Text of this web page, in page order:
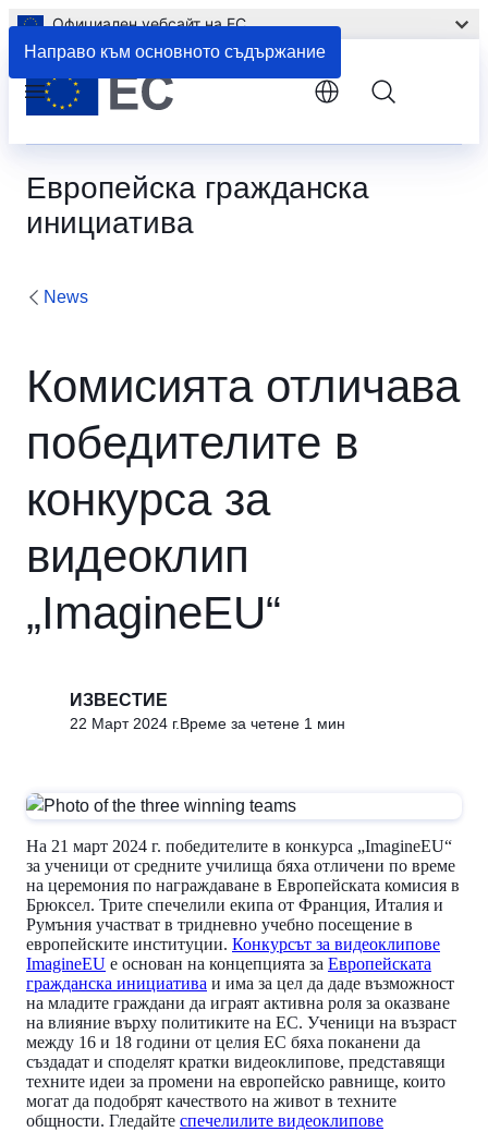
Направо към основното съдържание
Официален уебсайт на ЕС
Европейска гражданска
инициатива
Menu
News
Комисията отличава
победителите в
конкурса за
видеоклип
„ImagineEU“
ИЗВЕСТИЕ
22 Mарт 2024 г.Време за четене 1 мин
На 21 март 2024 г. победителите в конкурса „ImagineEU“
за ученици от средните училища бяха отличени по време
на церемония по награждаване в Европейската комисия в
Брюксел. Трите спечелили екипа от Франция, Италия и
Румъния участват в тридневно учебно посещение в
европейските институции. Конкурсът за видеоклипове
ImagineEU е основан на концепцията за Европейската
гражданска инициатива и има за цел да даде възможност
на младите граждани да играят активна роля за оказване
на влияние върху политиките на ЕС. Ученици на възраст
между 16 и 18 години от целия ЕС бяха поканени да
създадат и споделят кратки видеоклипове, представящи
техните идеи за промени на европейско равнище, които
могат да подобрят качеството на живот в техните
общности. Гледайте спечелилите видеоклипове